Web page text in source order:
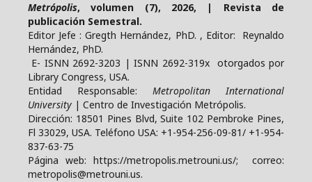
Metrópolis, volumen (7), 2026, | Revista de
publicación Semestral.
Editor Jefe : Gregth Hernández, PhD. , Editor: Reynaldo
Hernández, PhD.
E- ISNN 2692-3203 | ISNN 2692-319x otorgados por
Library Congress, USA.
Entidad Responsable: Metropolitan International
University | Centro de Investigación Metrópolis.
Dirección: 18501 Pines Blvd, Suite 102 Pembroke Pines,
Fl 33029, USA. Teléfono USA: +1-954-256-09-81/ +1-954-
837-63-75
Página web: https://metropolis.metrouni.us/; correo:
metropolis@metrouni.us.